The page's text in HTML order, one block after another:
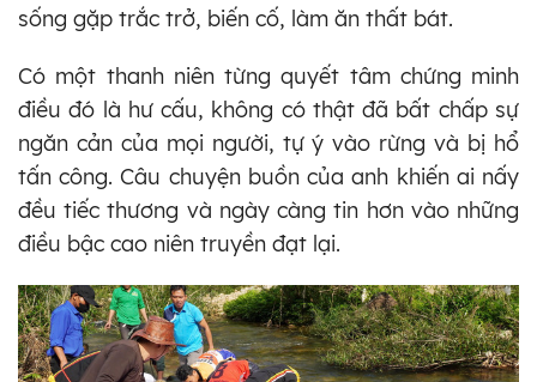
sống gặp trắc trở, biến cố, làm ăn thất bát.
Có một thanh niên từng quyết tâm chứng minh
điều đó là hư cấu, không có thật đã bất chấp sự
ngăn cản của mọi người, tự ý vào rừng và bị hổ
tấn công. Câu chuyện buồn của anh khiến ai nấy
đều tiếc thương và ngày càng tin hơn vào những
điều bậc cao niên truyền đạt lại.